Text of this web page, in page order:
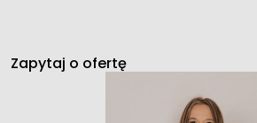
Zapytaj o ofertę